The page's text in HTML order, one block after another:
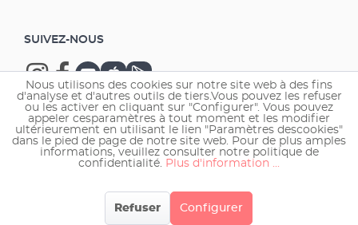
SUIVEZ-NOUS
Copyright © 2026 EHEIM GmbH & Co. KG.
Nous utilisons des cookies sur notre site web à des fins
d'analyse et d'autres outils de tiers.Vous pouvez les refuser
ou les activer en cliquant sur "Configurer". Vous pouvez
appeler cesparamètres à tout moment et les modifier
ultérieurement en utilisant le lien "Paramètres descookies"
dans le pied de page de notre site web. Pour de plus amples
informations, veuillez consulter notre politique de
confidentialité. Plus d'information ...
Refuser Configurer